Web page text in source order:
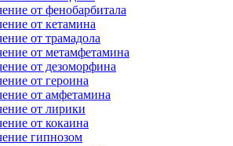
от фенобарбитала
от кетамина
от трамадола
от метамфетамина
от дезоморфина
от героина
от амфетамина
от лирики
от кокаина
гипнозом